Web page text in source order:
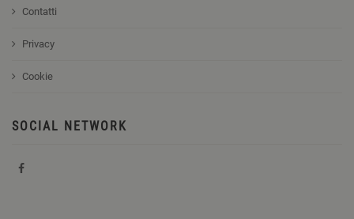
Contatti
Privacy
Cookie
SOCIAL NETWORK